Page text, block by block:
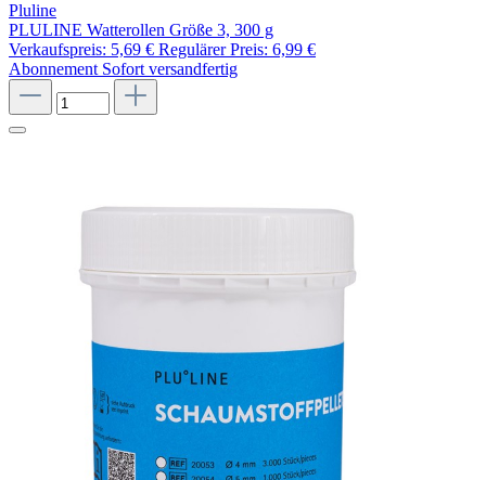
Pluline
PLULINE Watterollen Größe 3, 300 g
Verkaufspreis: 5,69 € Regulärer Preis: 6,99 €
Abonnement Sofort versandfertig